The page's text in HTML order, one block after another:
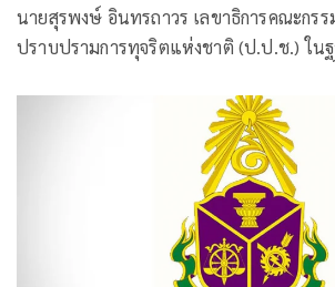
นายสุรพงษ์ อินทรถาวร เลขาธิการคณะกร
ปราบปรามการทุจริตแห่งชาติ (ป.ป.ช.) ใน